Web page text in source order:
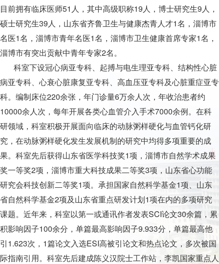
目前拥有临床医师51人，其中高级职称19人，博士研究生9人，
硕士研究生39人，山东省齐鲁卫生与健康杰青人才1名，淄博市
名医1名，淄博市青年名医1名，淄博市卫生健康首席专家1名，
淄博市有突出贡献中青年专家2名。
科室下设冠心病亚专科、起搏与电生理亚专科、结构性心脏
病亚专科、心衰心脏康复亚专科、高血压亚专科及心脏重症亚专
科。编制床位220余张，年门诊量6万余人次，年收治患者约
10000余人次，每年开展各类心血管介入手术7000余例。在科
研领域，科室积极开展面向临床的动脉粥样硬化与血管钙化研
究，在动脉粥样硬化发生发展机制的研究中均得多项重要的成
果。科室先后获得山东省医学科技奖1项，淄博市自然学术成果
奖一等奖2项，淄博市重大科技成果二等奖3项，山东省心功能
研究会科技创新二等奖1项。承担国家自然科学基金1项、山东
省自然科学基金2项及山东省重点研发计划1项在内的多项研究
课题。近年来，科室以第一或通讯作者发表SCI论文30余篇，累
积影响因子100余分，单篇最高影响因子9.933分，单篇最高他
引1.623次，1篇论文入选ESI高被引论文和热点论文，多次被国
际指南引用。科室先后建成陈义汉院士工作站，李凯国家重点人